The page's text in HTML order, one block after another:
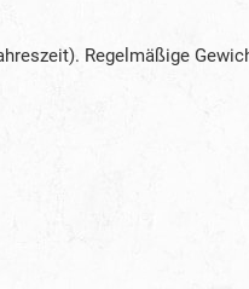
Regelmäßige